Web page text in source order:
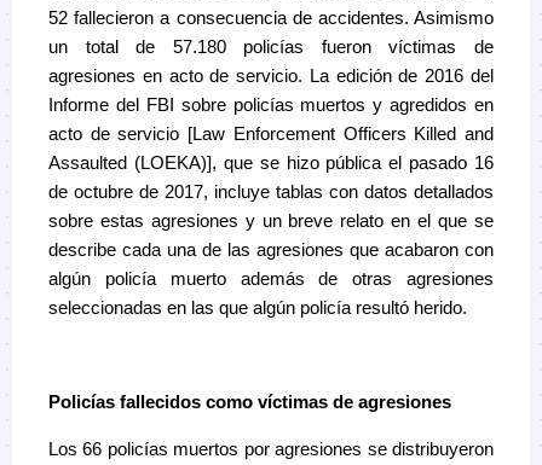
52 fallecieron a consecuencia de accidentes. Asimismo
un total de 57.180 policías fueron víctimas de
agresiones en acto de servicio. La edición de 2016 del
Informe del FBI sobre policías muertos y agredidos en
acto de servicio [Law Enforcement Officers Killed and
Assaulted (LOEKA)], que se hizo pública el pasado 16
de octubre de 2017, incluye tablas con datos detallados
sobre estas agresiones y un breve relato en el que se
describe cada una de las agresiones que acabaron con
algún policía muerto además de otras agresiones
seleccionadas en las que algún policía resultó herido.
Policías fallecidos como víctimas de agresiones
Los 66 policías muertos por agresiones se distribuyeron